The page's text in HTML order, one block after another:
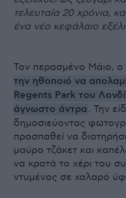
τελευταία 20 χρόνια,
ένα νέο κεφάλαιο
Τον περασμένο Μάιο,
την ηθοποιό να
Regents Park του
άγνωστο άντρα . Την
δημοσιεύοντας
προσπαθεί να
μαύρο τζάκετ και
να κρατά το χέρι του
ντυμένος σε χαλαρό